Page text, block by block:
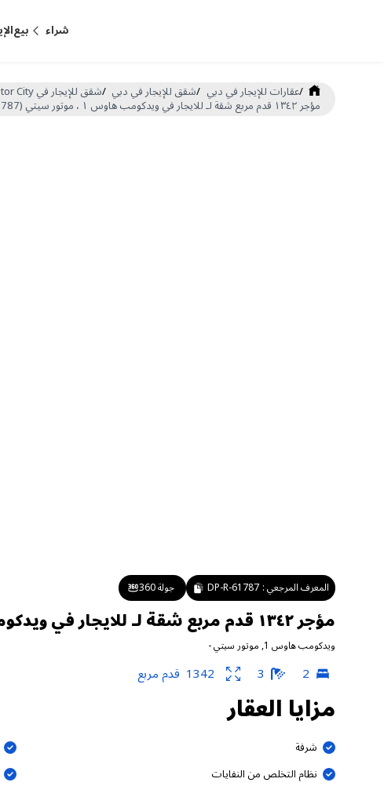
شراء بيع
/عقارات للإيجار في دبي /شقق للإيجار في دبي /شقق للإيجار في Motor City
مؤجر ١٣٤٢ قدم مربع شقة لـ للايجار في ويدكومب هاوس ١ ، موتور سيتي (DP-R-61787)
المعرف المرجعي : DP-R-61787 جولة 360
مؤجر ١٣٤٢ قدم مربع شقة لـ للايجار في ويدكومب هاوس ١ ، موتور سيتي
ويدكومب هاوس 1 ,موتور سيتي-
2
3
1342 قدم مربع
مزايا العقار
شرفة
نظام التخلص من النفايات